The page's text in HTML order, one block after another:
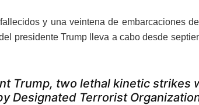
y una veintena de embarcaciones
presidente Trump lleva a cabo desde
Trump, two lethal kinetic strikes
Designated Terrorist